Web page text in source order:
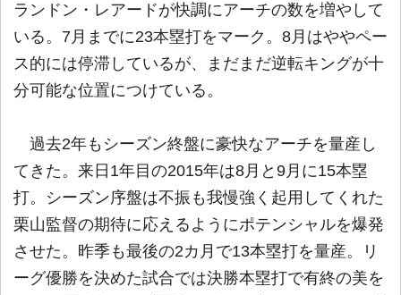
ランドン・レアードが快調にアーチの数を増やして
いる。7月までに23本塁打をマーク。8月はややペー
ス的には停滞しているが、まだまだ逆転キングが十
分可能な位置につけている。
過去2年もシーズン終盤に豪快なアーチを量産し
てきた。来日1年目の2015年は8月と9月に15本塁
打。シーズン序盤は不振も我慢強く起用してくれた
栗山監督の期待に応えるようにポテンシャルを爆発
させた。昨季も最後の2カ月で13本塁打を量産。リ
ーグ優勝を決めた試合では決勝本塁打で有終の美を